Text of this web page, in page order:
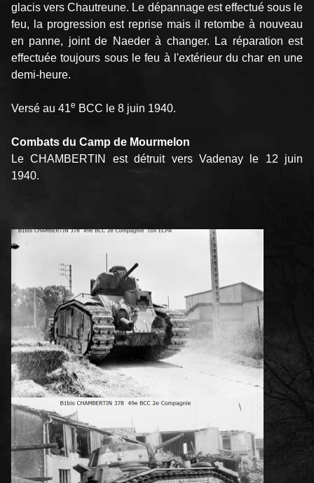
glacis vers Chautreune. Le dépannage est effectué sous le
feu, la progression est reprise mais il retombe à nouveau
en panne, joint de Naeder à changer. La réparation est
effectuée toujours sous le feu à l'extérieur du char en une
demi-heure.
Versé au 41e BCC le 8 juin 1940.
Combats du Camp de Mourmelon
Le CHAMBERTIN est détruit vers Vadenay le 12 juin
1940.